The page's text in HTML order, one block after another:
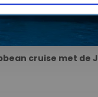
cruise met de